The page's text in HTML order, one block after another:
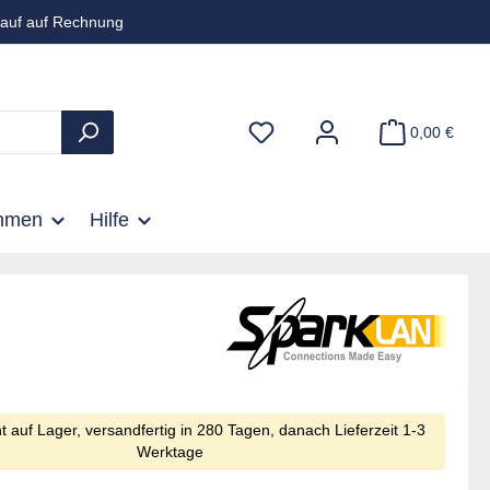
auf Rechnung
0,00 €
Hilfe
auf Lager, versandfertig in 280 Tagen, danach Lieferzeit 1-3
Werktage